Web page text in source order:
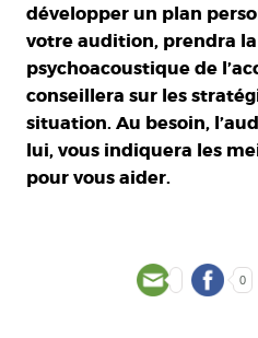
développer un plan
votre audition, prendra
psychoacoustique de
conseillera sur les
situation. Au besoin, l’
lui, vous indiquera les
pour vous aider.
0